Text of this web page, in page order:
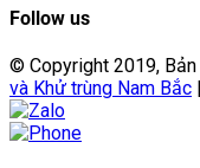
Follow us
© Copyright 2019, Bản
và Khử trùng Nam Bắc